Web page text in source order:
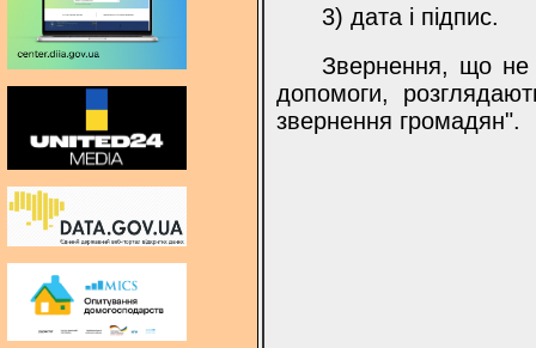
3) дата і підпис.
Звернення, що не
допомоги,
звернення громадян".